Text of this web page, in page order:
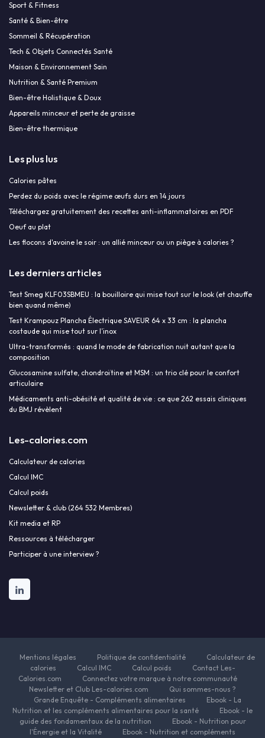
Sport & Fitness
Santé & Bien-être
Sommeil & Récupération
Tech & Objets Connectés Santé
Maison & Environnement Sain
Nutrition & Santé Premium
Bien-être Holistique & Doux
Appareils minceur et perte de graisse
Bien-être thermique
Les plus lus
Calories pâtes
Perdez du poids avec le régime œufs durs en 14 jours
Téléchargez gratuitement des recettes anti-inflammatoires en PDF
Oeuf au plat
Les flocons d'avoine le soir : un allié minceur ou un piège à calories ?
Les derniers articles
Test Smeg KLF03SBMEU : la bouilloire qui mise tout sur le look (et chauffe
bien quand même)
Test Krampouz Plancha Électrique SAVEUR 64 x 33 cm : la plancha
costaude qui mise tout sur l’inox
Ultra-transformés : quand le mode de fabrication nuit autant que la
composition
Glucosamine sulfate, chondroïtine et MSM : un trio clé pour le confort
articulaire
Médicaments anti-obésité et qualité de vie : ce que 262 essais cliniques
du BMJ révèlent
Les-calories.com
Calculateur de calories
Calcul IMC
Calcul poids
Newsletter & club (264 532 Membres)
Kit media et RP
Ressources à télécharger
Participer à une interview ?
Mentions légales Politique de confidentialité
Calculateur de
calories
Calcul IMC Calcul poids
Contact Les-
Calories.com
Connectez votre marque à notre communauté
Newsletter et Club Les-calories.com
Qui sommes-nous ?
Grande Enquête - Compléments alimentaires
Ebook - La
Nutrition et les compléments alimentaires pour la santé
Ebook - le
guide des fondamentaux de la nutrition
Ebook - Nutrition pour
l'Énergie et la Vitalité
Ebook - Nutrition et compléments